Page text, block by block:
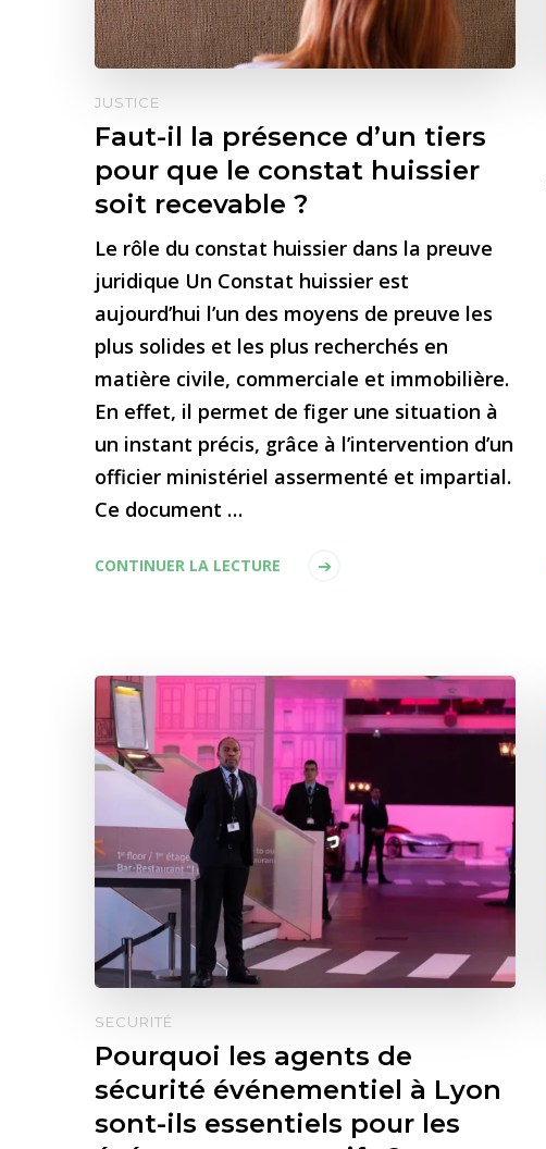
JUSTICE
Faut-il la présence d’un tiers
pour que le constat huissier
soit recevable ?
Le rôle du constat huissier dans la preuve
juridique Un Constat huissier est
aujourd’hui l’un des moyens de preuve les
plus solides et les plus recherchés en
matière civile, commerciale et immobilière.
En effet, il permet de figer une situation à
un instant précis, grâce à l’intervention d’un
officier ministériel assermenté et impartial.
Ce document …
CONTINUER LA LECTURE
SECURITÉ
Pourquoi les agents de
sécurité événementiel à Lyon
sont-ils essentiels pour les